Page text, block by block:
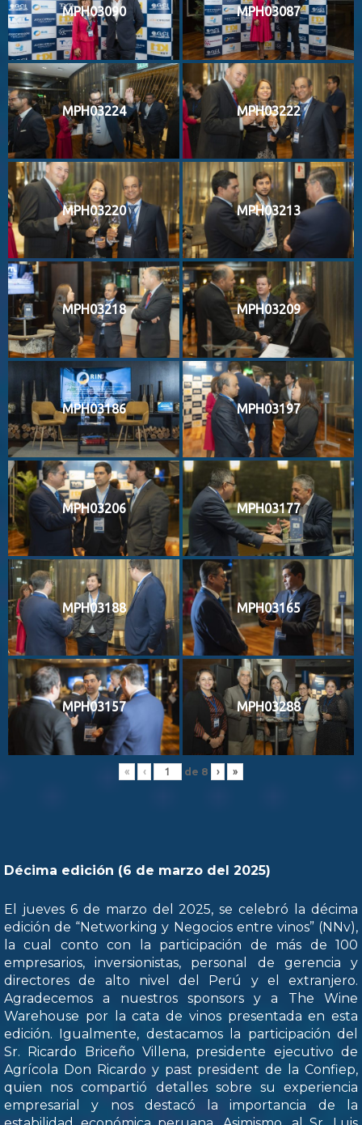
MPH03090 MPH03087
MPH03224 MPH03222
MPH03220 MPH03213
MPH03218 MPH03209
MPH03186 MPH03197
MPH03206 MPH03177
MPH03188 MPH03165
MPH03157 MPH03288
« ‹ de 8 › »
Décima edición (6 de marzo del 2025)
El jueves 6 de marzo del 2025, se celebró la décima
edición de “Networking y Negocios entre vinos” (NNv),
la cual conto con la participación de más de 100
empresarios, inversionistas, personal de gerencia y
directores de alto nivel del Perú y el extranjero.
Agradecemos a nuestros sponsors y a The Wine
Warehouse por la cata de vinos presentada en esta
edición. Igualmente, destacamos la participación del
Sr. Ricardo Briceño Villena, presidente ejecutivo de
Agrícola Don Ricardo y past president de la Confiep,
quien nos compartió detalles sobre su experiencia
empresarial y nos destacó la importancia de la